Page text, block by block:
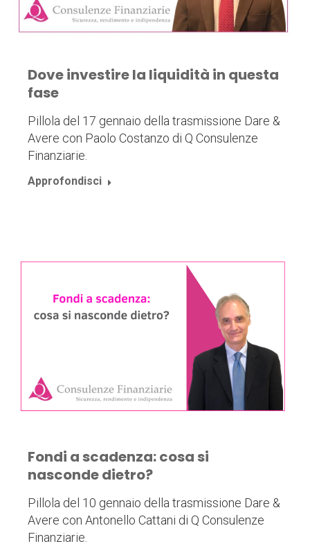
Dove investire la liquidità in questa
fase
Pillola del 17 gennaio della trasmissione Dare &
Avere con Paolo Costanzo di Q Consulenze
Finanziarie.
Approfondisci
Fondi a scadenza: cosa si
nasconde dietro?
Pillola del 10 gennaio della trasmissione Dare &
Avere con Antonello Cattani di Q Consulenze
Finanziarie.